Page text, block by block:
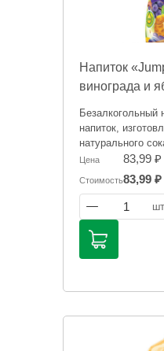
Напиток
винограда и
Безалкогольный
напиток,
натурального
только
компоненты и
прошедшая
Обладает
вкусом, отлично
заряд
справочный
Цена 83,99 ₽
Стоимость83,99 ₽
1 шт